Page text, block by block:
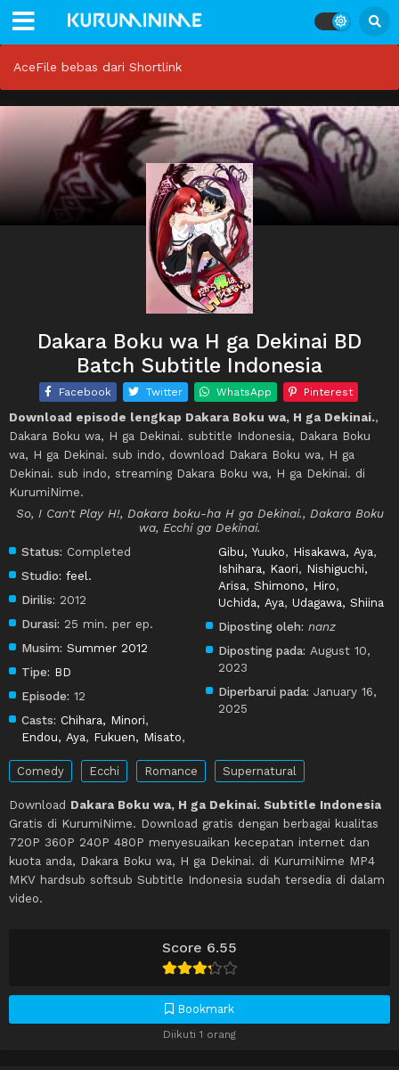
AceFile bebas dari Shortlink
Score 6.55
Bookmark
Diikuti 1 orang
Dakara Boku wa H ga Dekinai BD
Batch Subtitle Indonesia
Facebook Twitter WhatsApp Pinterest
Download episode lengkap Dakara Boku wa, H ga Dekinai.,
Dakara Boku wa, H ga Dekinai. subtitle Indonesia, Dakara Boku
wa, H ga Dekinai. sub indo, download Dakara Boku wa, H ga
Dekinai. sub indo, streaming Dakara Boku wa, H ga Dekinai. di
KurumiNime.
So, I Can't Play H!, Dakara boku-ha H ga Dekinai., Dakara Boku
wa, Ecchi ga Dekinai.
Status: Completed
Studio: feel.
Dirilis: 2012
Durasi: 25 min. per ep.
Musim: Summer 2012
Tipe: BD
Episode: 12
Casts: Chihara, Minori,
Endou, Aya, Fukuen, Misato,
Gibu, Yuuko, Hisakawa, Aya,
Ishihara, Kaori, Nishiguchi,
Arisa,Shimono, Hiro,
Uchida, Aya,Udagawa, Shiina
Diposting oleh: nanz
Diposting pada: August 10,
2023
Diperbarui pada: January 16,
2025
Comedy Ecchi Romance Supernatural
Download Dakara Boku wa, H ga Dekinai. Subtitle Indonesia
Gratis di KurumiNime. Download gratis dengan berbagai kualitas
720P 360P 240P 480P menyesuaikan kecepatan internet dan
kuota anda, Dakara Boku wa, H ga Dekinai. di KurumiNime MP4
MKV hardsub softsub Subtitle Indonesia sudah tersedia di dalam
video.